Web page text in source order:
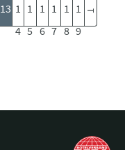
13 1
4
1
5
1
6
1
7
1
8
1
9